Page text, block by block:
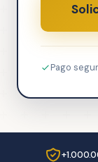
Pago